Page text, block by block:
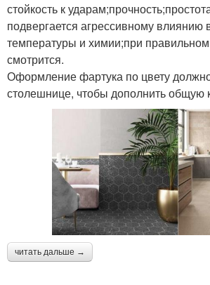
стойкость к
подвергается агрессивному влиянию
температуры и химии;при
смотрится.
Оформление фартука по цвету
столешнице, чтобы дополнить общую
читать дальше →